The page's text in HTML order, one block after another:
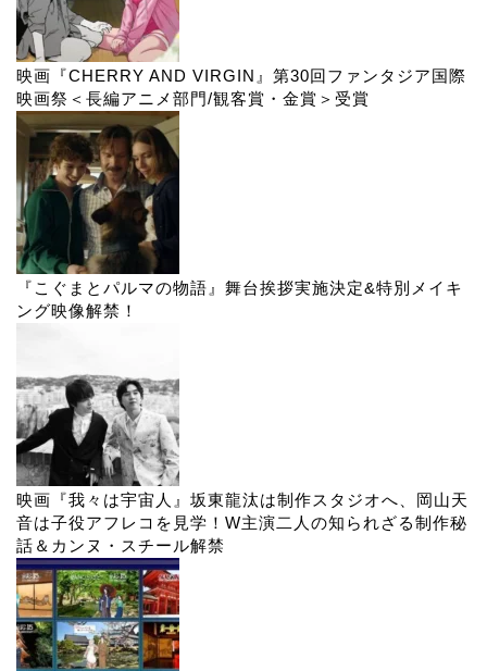
映画『CHERRY AND VIRGIN』第30回ファンタジア国際
映画祭＜長編アニメ部門/観客賞・金賞＞受賞
『こぐまとパルマの物語』舞台挨拶実施決定&特別メイキ
ング映像解禁！
映画『我々は宇宙人』坂東龍汰は制作スタジオへ、岡山天
音は子役アフレコを見学！W主演二人の知られざる制作秘
話＆カンヌ・スチール解禁